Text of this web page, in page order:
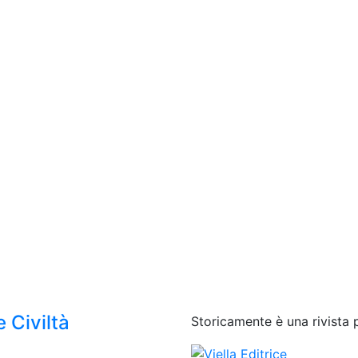
Civiltà Storicamente è una rivista